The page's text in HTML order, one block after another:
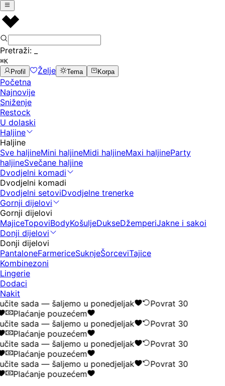
Pretraži:
⌘K
Profil
Želje Tema Korpa
Početna
Najnovije
Sniženje
Restock
U dolaski
Haljine
Haljine
Sve haljineMini haljineMidi haljineMaxi haljineParty
haljineSvečane haljine
Dvodjelni komadi
Dvodjelni komadi
Dvodjelni setoviDvodjelne trenerke
Gornji dijelovi
Gornji dijelovi
MajiceTopoviBodyKošuljeDukseDžemperiJakne i sakoi
Donji dijelovi
Donji dijelovi
PantaloneFarmericeSuknjeŠorceviTajice
Kombinezoni
Lingerie
Dodaci
Nakit
sada — šaljemo u ponedjeljak
Povrat 30
Plaćanje pouzećem
sada — šaljemo u ponedjeljak
Povrat 30
Plaćanje pouzećem
sada — šaljemo u ponedjeljak
Povrat 30
Plaćanje pouzećem
sada — šaljemo u ponedjeljak
Povrat 30
Plaćanje pouzećem